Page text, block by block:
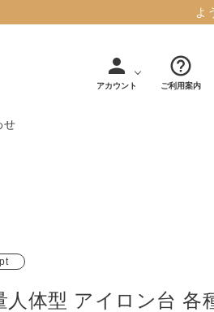
よ
person
アカウント
help_outline
ご利用案内
ジ
10,728円(税込
せ
人体型 アイロン台 各